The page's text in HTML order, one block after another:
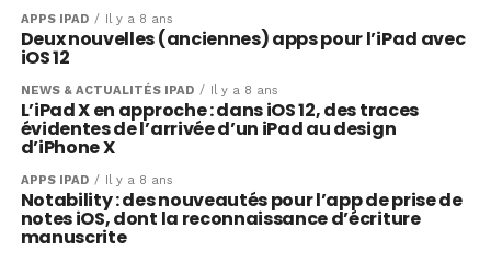
APPS IPAD Il y a 8 ans
Deux nouvelles (anciennes) apps pour l’iPad avec
iOS 12
NEWS & ACTUALITÉS IPAD Il y a 8 ans
L’iPad X en approche : dans iOS 12, des traces
évidentes de l’arrivée d’un iPad au design
d’iPhone X
APPS IPAD Il y a 8 ans
Notability : des nouveautés pour l’app de prise de
notes iOS, dont la reconnaissance d’écriture
manuscrite